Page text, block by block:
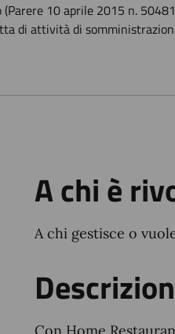
10 aprile 2015 n.
di attività di
A chi è
A chi gestisce o